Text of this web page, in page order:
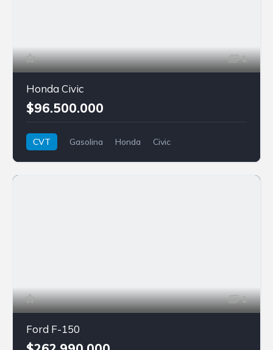
1
Honda Civic
$96.500.000
CVT Gasolina Honda Civic
1
Ford F-150